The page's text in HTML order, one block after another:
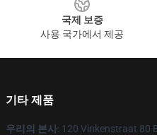
국제 보증
사용 국가에서 제공
기타 제품
우리의 본사: 120 Vinkenstraat 80